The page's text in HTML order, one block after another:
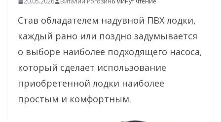
Став обладателем надувной ПВХ лодки,
каждый рано или поздно задумывается
о выборе наиболее подходящего насоса,
который сделает использование
приобретенной лодки наиболее
простым и комфортным.